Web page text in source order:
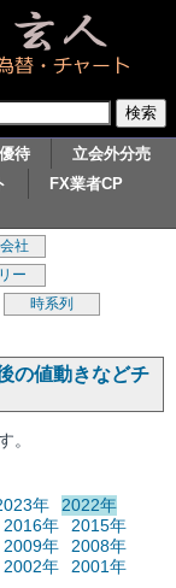
待
立会外分売
FX業者CP
社
ー
時系列
の値動きなどチ
。
年
2022年
2016年
2015年
2009年
2008年
2002年
2001年